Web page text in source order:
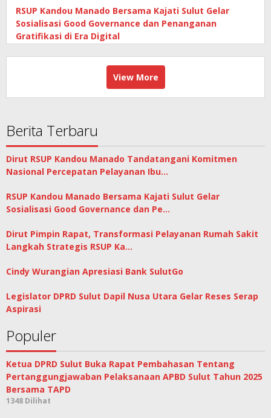
RSUP Kandou Manado Bersama Kajati Sulut Gelar
Sosialisasi Good Governance dan Penanganan
Gratifikasi di Era Digital
View More
Berita Terbaru
Dirut RSUP Kandou Manado Tandatangani Komitmen
Nasional Percepatan Pelayanan Ibu…
RSUP Kandou Manado Bersama Kajati Sulut Gelar
Sosialisasi Good Governance dan Pe…
Dirut Pimpin Rapat, Transformasi Pelayanan Rumah Sakit
Langkah Strategis RSUP Ka…
Cindy Wurangian Apresiasi Bank SulutGo
Legislator DPRD Sulut Dapil Nusa Utara Gelar Reses Serap
Aspirasi
Populer
Ketua DPRD Sulut Buka Rapat Pembahasan Tentang
Pertanggungjawaban Pelaksanaan APBD Sulut Tahun 2025
Bersama TAPD
1348 Dilihat